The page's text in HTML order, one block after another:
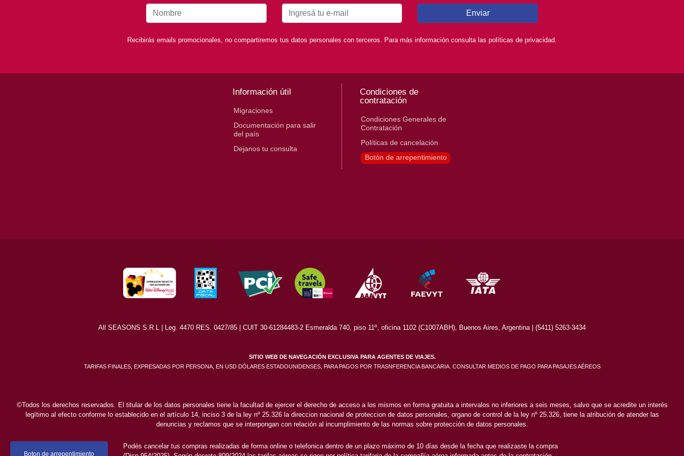
Enviar
Recibirás emails promocionales, no compartiremos tus datos personales con terceros. Para más información consulta las políticas de privacidad.
Información útil
Migraciones
Documentación para salir
del país
Dejanos tu consulta
Condiciones de
contratación
Condiciones Generales de
Contratación
Políticas de cancelación
Botón de arrepentimiento
All SEASONS S.R.L | Leg. 4470 RES. 0427/85 | CUIT 30-61284483-2 Esmeralda 740, piso 11º, oficina 1102 (C1007ABH), Buenos Aires, Argentina | (5411) 5263-3434
SITIO WEB DE NAVEGACIÓN EXCLUSIVA PARA AGENTES DE VIAJES.
TARIFAS FINALES, EXPRESADAS POR PERSONA, EN USD DÓLARES ESTADOUNIDENSES, PARA PAGOS POR TRASNFERENCIA BANCARIA. CONSULTAR MEDIOS DE PAGO PARA PASAJES AÉREOS
©Todos los derechos reservados. El titular de los datos personales tiene la facultad de ejercer el derecho de acceso a los mismos en forma gratuita a intervalos no inferiores a seis meses, salvo que se acredite un interés
legítimo al efecto conforme lo establecido en el artículo 14, inciso 3 de la ley nº 25.326 la direccion nacional de proteccion de datos personales, organo de control de la ley nº 25.326, tiene la atribución de atender las
denuncias y reclamos que se interpongan con relación al incumplimiento de las normas sobre protección de datos personales.
Boton de arrepentimiento
Podés cancelar tus compras realizadas de forma online o telefonica dentro de un plazo máximo de 10 días desde la fecha que realizaste la compra